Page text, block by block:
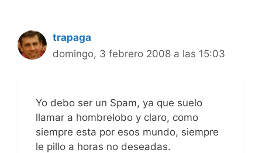
trapaga
domingo, 3 febrero 2008 a las 15:03
Yo debo ser un Spam, ya que suelo
llamar a hombrelobo y claro, como
siempre esta por esos mundo, siempre
le pillo a horas no deseadas.